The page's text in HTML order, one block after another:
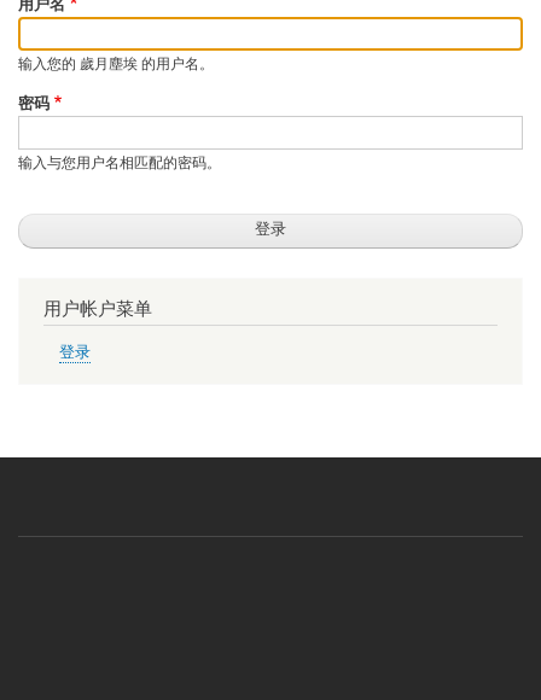
输入您的 歲月塵埃 的用户名。
密码
输入与您用户名相匹配的密码。
用户帐户菜单
登录